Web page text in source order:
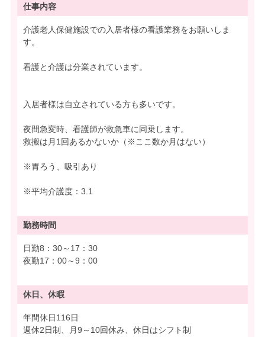
仕事内容
介護老人保健施設での入居者様の看護業務をお願いしま
す。
看護と介護は分業されています。
入居者様は自立されている方も多いです。
夜間急変時、看護師が救急車に同乗します。
救搬は月1回あるかないか（※ここ数か月はない）
※胃ろう、吸引あり
※平均介護度：3.1
勤務時間
日勤8：30～17：30
夜勤17：00～9：00
休日、休暇
年間休日116日
週休2日制、月9～10回休み、休日はシフト制